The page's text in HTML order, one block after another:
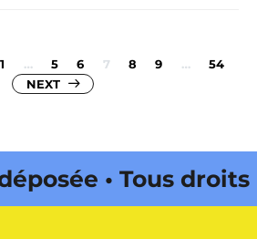
Pagination
des
1 … 5 6 7 8 9 …
54
NEXT
• Tous droits